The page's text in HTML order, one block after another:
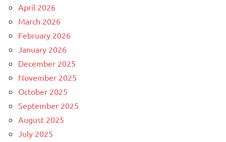
April 2026
March 2026
February 2026
January 2026
December 2025
November 2025
October 2025
September 2025
August 2025
July 2025